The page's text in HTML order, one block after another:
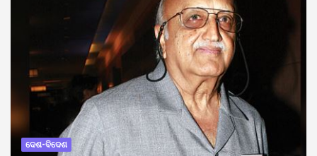
ଦେଶ-ବିଦେଶ